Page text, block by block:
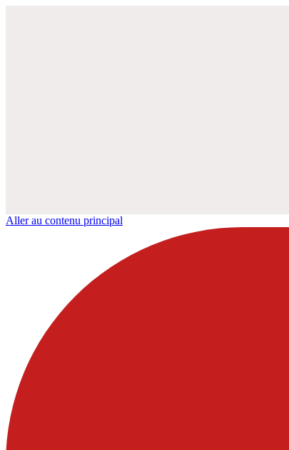
Aller au contenu principal